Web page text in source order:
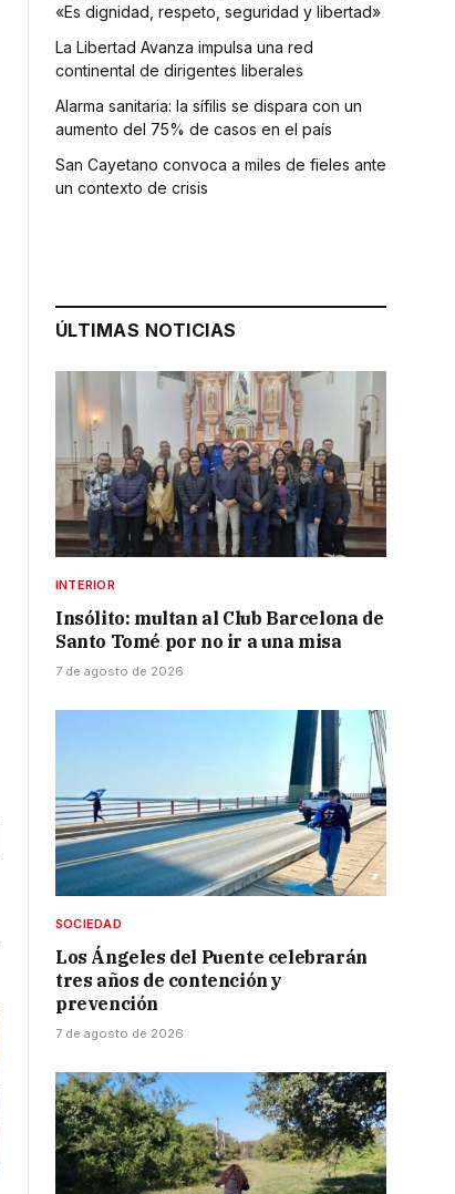
«Es dignidad, respeto, seguridad y libertad»
La Libertad Avanza impulsa una red
continental de dirigentes liberales
Alarma sanitaria: la sífilis se dispara con un
aumento del 75% de casos en el país
San Cayetano convoca a miles de fieles ante
un contexto de crisis
ÚLTIMAS NOTICIAS
INTERIOR
Insólito: multan al Club Barcelona de
Santo Tomé por no ir a una misa
7 de agosto de 2026
SOCIEDAD
Los Ángeles del Puente celebrarán
tres años de contención y
prevención
7 de agosto de 2026